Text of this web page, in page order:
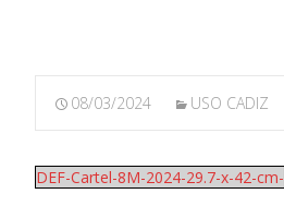
08/03/2024 USO CADIZ
DEF-Cartel-8M-2024-29.7-x-42-cm-